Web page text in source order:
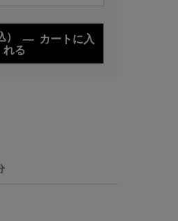
） ― カートに入
れる